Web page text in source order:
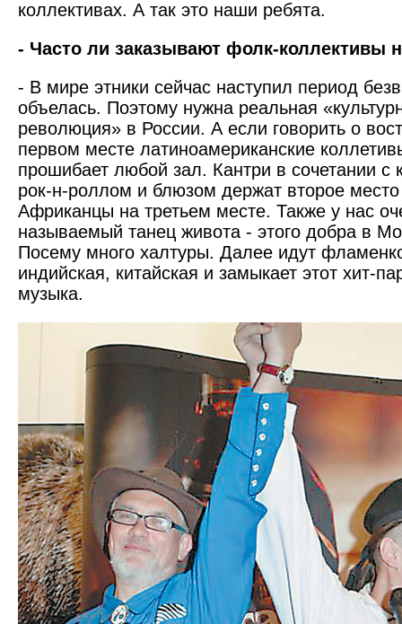
коллективах. А так это наши ребята.
- Часто ли заказывают фолк-коллективы
- В мире этники сейчас наступил период
объелась. Поэтому нужна реальная
революция» в России. А если говорить о
первом месте латиноамериканские
прошибает любой зал. Кантри в сочетании с
рок-н-роллом и блюзом держат второе
Африканцы на третьем месте. Также у нас
называемый танец живота - этого добра в
Посему много халтуры. Далее идут
индийская, китайская и замыкает этот хит-
музыка.